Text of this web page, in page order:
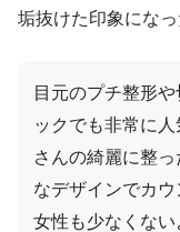
垢抜けた印象にな
目元のプチ整形
ックでも非常に
さんの綺麗に整
なデザインでカ
女性も少なくない